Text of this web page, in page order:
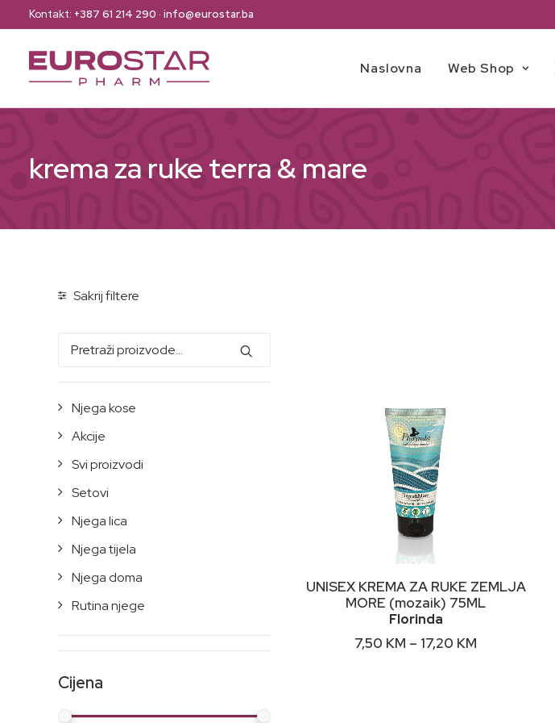
Kontakt: +387 61 214 290 · info@eurostar.ba
Naslovna Web Shop
krema za ruke terra & mare
Sakrij filtere
Pretraži:
Njega kose
Akcije
Svi proizvodi
Setovi
Njega lica
Njega tijela
Njega doma
Rutina njege
Cijena
ODABERI OPCIJE
product
UNISEX KREMA ZA RUKE ZEMLJA
MORE (mozaik) 75ML
Florinda
7,50 KM – 17,20 KM